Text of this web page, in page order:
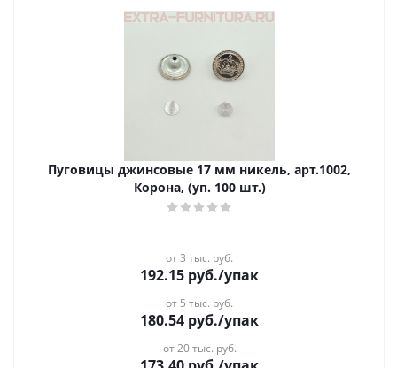
Пуговицы джинсовые 17 мм никель, арт.1002,
Корона, (уп. 100 шт.)
от 3 тыс. руб.
192.15 руб./упак
от 5 тыс. руб.
180.54 руб./упак
от 20 тыс. руб.